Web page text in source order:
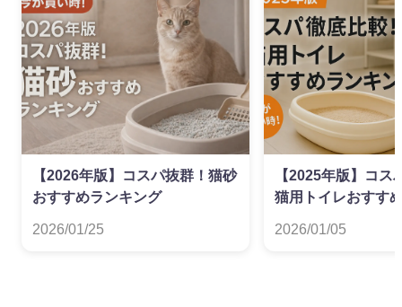
【2026年版】コスパ抜群！猫砂
おすすめランキング
2026/01/25
【2025年版】コス
猫用トイレおすす
2026/01/05